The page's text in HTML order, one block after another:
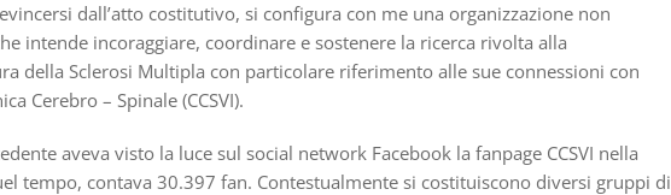
dall’atto costitutivo, si configura con me una organizzazione non
intende incoraggiare, coordinare e sostenere la ricerca rivolta alla
della Sclerosi Multipla con particolare riferimento alle sue connessioni con
Cerebro – Spinale (CCSVI).
aveva visto la luce sul social network Facebook la fanpage CCSVI nella
tempo, contava 30.397 fan. Contestualmente si costituiscono diversi gruppi di